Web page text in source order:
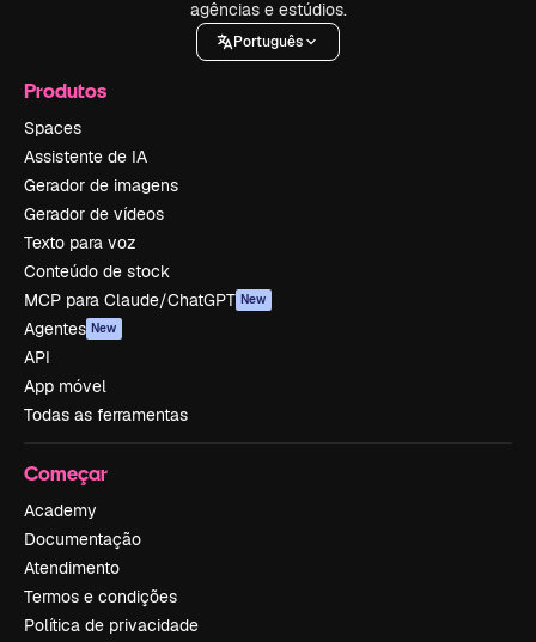
agências e estúdios.
Português
Produtos
Spaces
Assistente de IA
Gerador de imagens
Gerador de vídeos
Texto para voz
Conteúdo de stock
MCP para Claude/ChatGPT New
Agentes New
API
App móvel
Todas as ferramentas
Começar
Academy
Documentação
Atendimento
Termos e condições
Política de privacidade